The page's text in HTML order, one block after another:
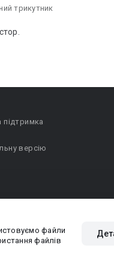
трикутник
файли
файлів
підтримка
версію
Privacy policy